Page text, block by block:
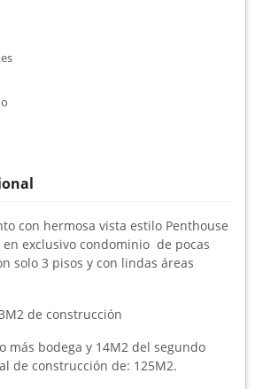
con hermosa vista estilo Penthouse
exclusivo condominio de pocas
solo 3 pisos y con lindas áreas
de construcción
más bodega y 14M2 del segundo
de construcción de: 125M2.